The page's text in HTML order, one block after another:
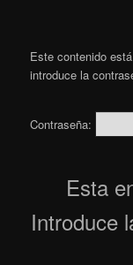
Este contenido
introduce la
Contraseña:
Esta
Introduce